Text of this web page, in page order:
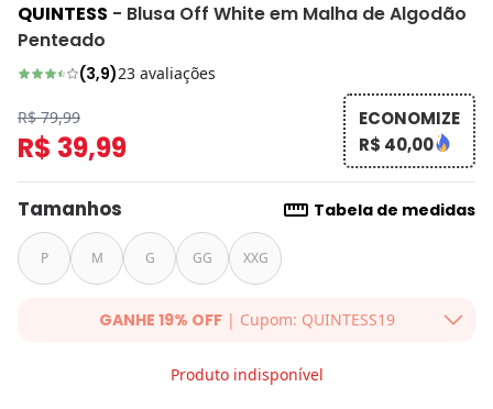
QUINTESS - Blusa Off White em Malha de Algodão
Penteado
(3,9)23 avaliações
R$ 79,99
R$ 39,99
ECONOMIZE
R$ 40,00
Tamanhos Tabela de medidas
P M G GG XXG
GANHE 19% OFF | Cupom: QUINTESS19
QUINTESS19. Válido para toda loja Quintess, até 07/08/2026.
Produto indisponível